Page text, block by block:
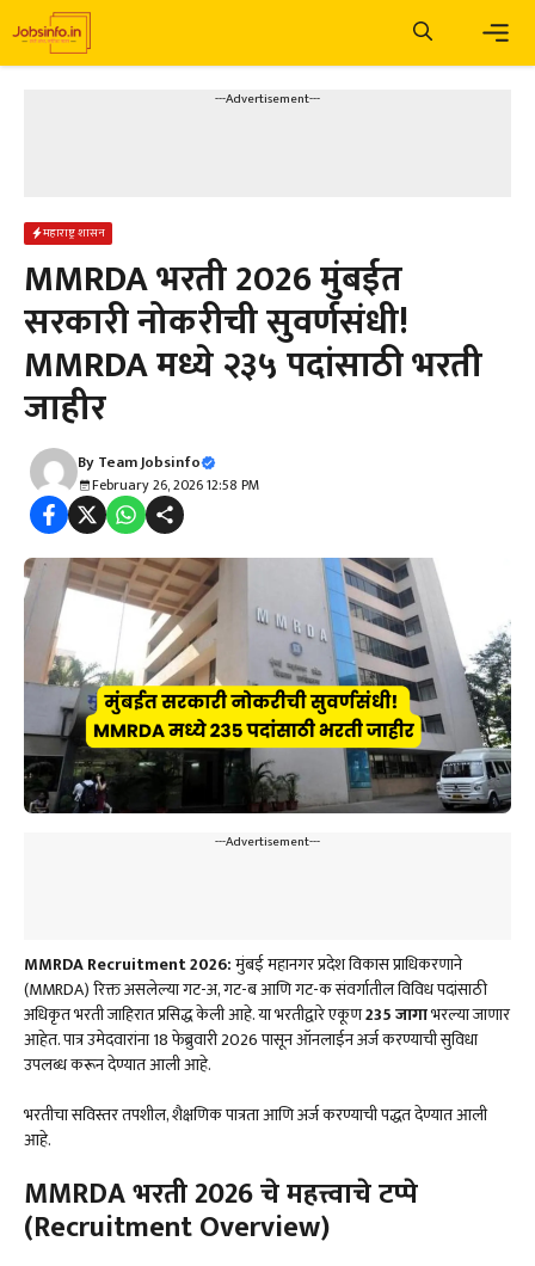
to
content
---Advertisement---
महाराष्ट्र शासन
MMRDA भरती 2026 मुंबईत
सरकारी नोकरीची सुवर्णसंधी!
MMRDA मध्ये २३५ पदांसाठी भरती
जाहीर
ByTeam Jobsinfo
February 26, 2026 12:58 PM
---Advertisement---
MMRDA Recruitment 2026:मुंबई महानगर प्रदेश विकास प्राधिकरणाने
(MMRDA) रिक्त असलेल्या गट-अ, गट-ब आणि गट-क संवर्गातील विविध पदांसाठी
अधिकृत भरती जाहिरात प्रसिद्ध केली आहे. या भरतीद्वारे एकूण235 जागाभरल्या जाणार
आहेत. पात्र उमेदवारांना 18 फेब्रुवारी 2026 पासून ऑनलाईन अर्ज करण्याची सुविधा
उपलब्ध करून देण्यात आली आहे.
भरतीचा सविस्तर तपशील, शैक्षणिक पात्रता आणि अर्ज करण्याची पद्धत देण्यात आली
आहे.
MMRDA भरती 2026 चे महत्त्वाचे टप्पे
(Recruitment Overview)